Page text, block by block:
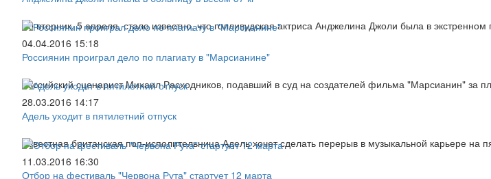
Во вторник, 5 апреля, стало известно, что голливудская актриса Анджелина Джоли была в экстренном
04.04.2016 15:18
Россиянин проиграл дело по плагиату в "Марсианине"
Российский сценарист Михаил Расходников, подавший в суд на создателей фильма "Марсианин" за
28.03.2016 14:17
Адель уходит в пятилетний отпуск
Известная британская поп-исполительница Адель хочет сделать перерыв в музыкальной карьере на
11.03.2016 16:30
Отбор на фестиваль "Червона Рута" стартует 12 марта